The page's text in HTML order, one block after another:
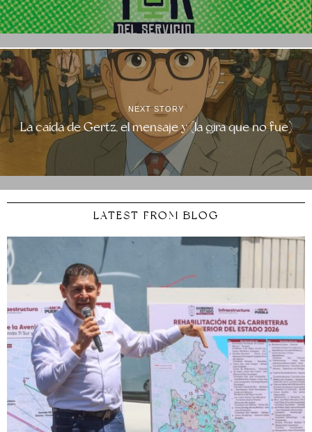
NEXT STORY
La caída de Gertz, el mensaje y (la gira que no fue)
LATEST FROM BLOG